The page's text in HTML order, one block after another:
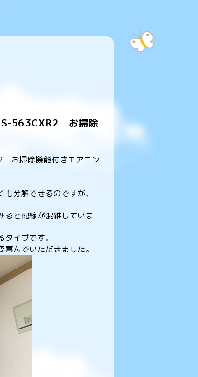
563CXR2 お掃除
お掃除機能付きエアコン
分解できるのですが、
ると配線が混雑していま
イプです。
んでいただきました。